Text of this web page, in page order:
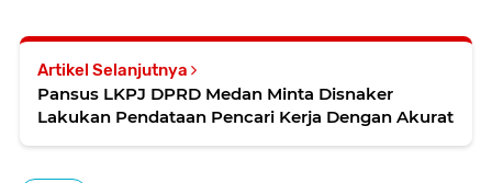
Artikel Selanjutnya
Pansus LKPJ DPRD Medan Minta Disnaker
Lakukan Pendataan Pencari Kerja Dengan Akurat